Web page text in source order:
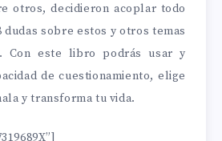
otros, decidieron acoplar todo
dudas sobre estos y otros temas
Con este libro podrás usar y
de cuestionamiento, elige
y transforma tu vida.